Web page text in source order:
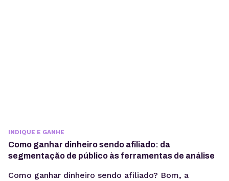
INDIQUE E GANHE
Como ganhar dinheiro sendo afiliado: da
segmentação de público às ferramentas de análise
Como ganhar dinheiro sendo afiliado? Bom, a